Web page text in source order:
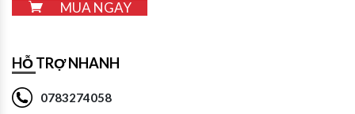
MUA NGAY
HỖ TRỢ NHANH
0783274058